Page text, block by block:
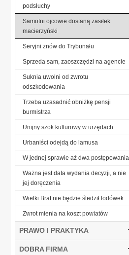
podsłuchy
Samotni ojcowie dostaną zasiłek
macierzyński
Seryjni znów do Trybunału
Sprzeda sam, zaoszczędzi na agencie
Suknia uwolni od zwrotu
odszkodowania
Trzeba uzasadnić obniżkę pensji
burmistrza
Unijny szok kulturowy w urzędach
Urbaniści odejdą do lamusa
W jednej sprawie aż dwa postępowania
Ważna jest data wydania decyzji, a nie
jej doręczenia
Wielki Brat nie będzie śledził lodówek
Zwrot mienia na koszt powiatów
PRAWO I PRAKTYKA
DOBRA FIRMA